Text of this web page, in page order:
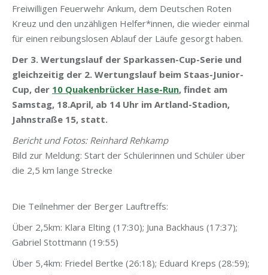
Freiwilligen Feuerwehr Ankum, dem Deutschen Roten
Kreuz und den unzähligen Helfer*innen, die wieder einmal
für einen reibungslosen Ablauf der Läufe gesorgt haben.
Der 3. Wertungslauf der Sparkassen-Cup-Serie und
gleichzeitig der 2. Wertungslauf beim Staas-Junior-
Cup, der 10 Quakenbrücker Hase-Run, findet am
Samstag, 18.April, ab 14 Uhr im Artland-Stadion,
Jahnstraße 15, statt.
Bericht und Fotos: Reinhard Rehkamp
Bild zur Meldung: Start der Schülerinnen und Schüler über
die 2,5 km lange Strecke
Die Teilnehmer der Berger Lauftreffs:
Über 2,5km: Klara Elting (17:30); Juna Backhaus (17:37);
Gabriel Stottmann (19:55)
Über 5,4km: Friedel Bertke (26:18); Eduard Kreps (28:59);